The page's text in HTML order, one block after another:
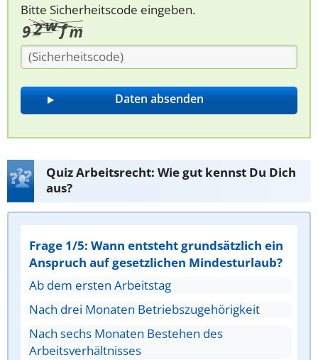
Bitte Sicherheitscode eingeben.
Quiz Arbeitsrecht: Wie gut kennst Du Dich
aus?
Frage 1/5: Wann entsteht grundsätzlich ein
Anspruch auf gesetzlichen Mindesturlaub?
Ab dem ersten Arbeitstag
Nach drei Monaten Betriebszugehörigkeit
Nach sechs Monaten Bestehen des
Arbeitsverhältnisses